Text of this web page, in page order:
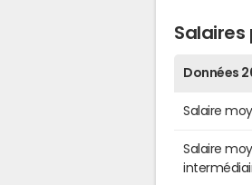
Salaires
Données
Salaire
Salaire